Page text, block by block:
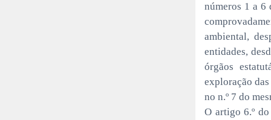
números 1 a 6
ambiental,
entidades,
órgãos
exploração
no n.º 7 do
O artigo 6.º